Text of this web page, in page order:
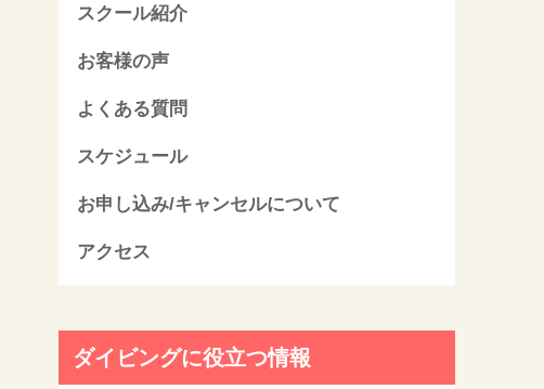
スクール紹介
お客様の声
よくある質問
スケジュール
お申し込み/キャンセルについて
アクセス
ダイビングに役立つ情報